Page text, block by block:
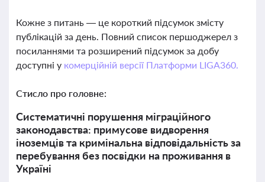
Кожне з питань — це короткий підсумок змісту
публікацій за день. Повний список першоджерел з
посиланнями та розширений підсумок за добу
доступні у комерційній версії Платформи LIGA360.
Стисло про головне:
Систематичні порушення міграційного
законодавства: примусове видворення
іноземців та кримінальна відповідальність за
перебування без посвідки на проживання в
Україні